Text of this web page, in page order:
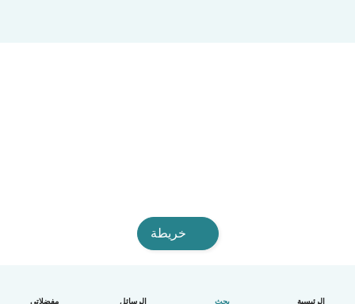
الرئيسية بحث الرسائل مفضلاتي
خريطة